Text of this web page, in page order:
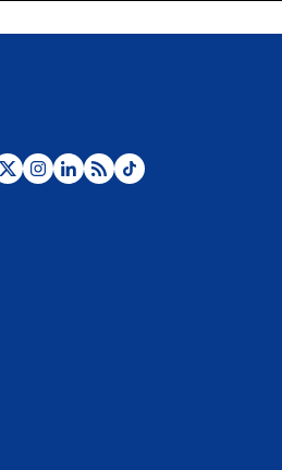
Desde dermatitis hasta infecciones: